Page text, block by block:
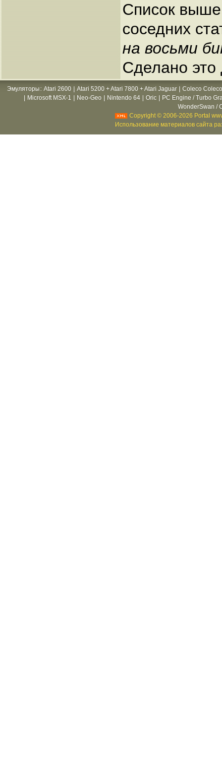
Список выше
соседних
на восьми
Сделано это
Эмуляторы : Atari 2600 Atari 5200 + Atari 7800 + Atari Jaguar
Coleco
Microsoft MSX-1 Neo-Geo Nintendo 64 Oric
PC Engine / Turbo
WonderSwan /
Copyright © 2006-2026 Portal
Использование материалов сайта